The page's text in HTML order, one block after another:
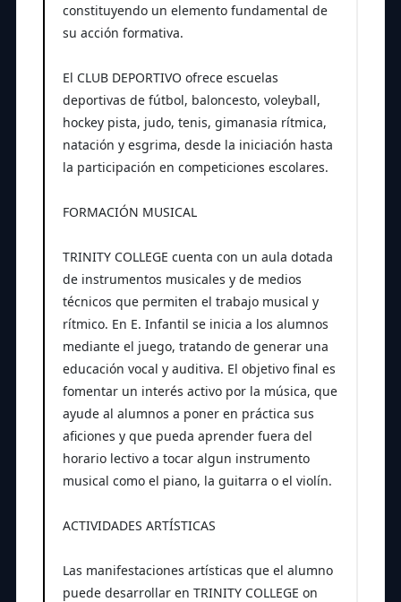
constituyendo un elemento fundamental de
su acción formativa.
El CLUB DEPORTIVO ofrece escuelas
deportivas de fútbol, baloncesto, voleyball,
hockey pista, judo, tenis, gimanasia rítmica,
natación y esgrima, desde la iniciación hasta
la participación en competiciones escolares.
FORMACIÓN MUSICAL
TRINITY COLLEGE cuenta con un aula dotada
de instrumentos musicales y de medios
técnicos que permiten el trabajo musical y
rítmico. En E. Infantil se inicia a los alumnos
mediante el juego, tratando de generar una
educación vocal y auditiva. El objetivo final es
fomentar un interés activo por la música, que
ayude al alumnos a poner en práctica sus
aficiones y que pueda aprender fuera del
horario lectivo a tocar algun instrumento
musical como el piano, la guitarra o el violín.
ACTIVIDADES ARTÍSTICAS
Las manifestaciones artísticas que el alumno
puede desarrollar en TRINITY COLLEGE on